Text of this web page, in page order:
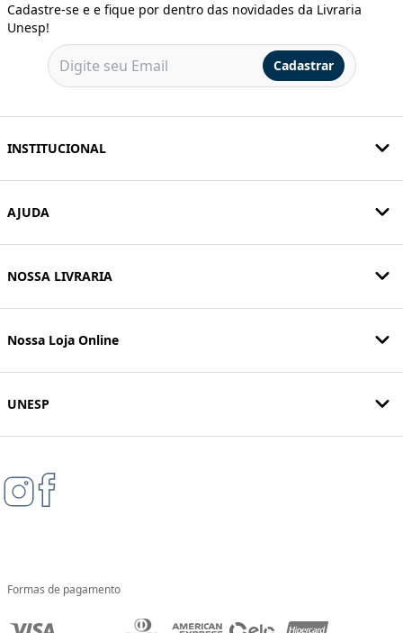
Cadastre-se e e fique por dentro das novidades da Livraria
Unesp!
Cadastrar
INSTITUCIONAL
AJUDA
NOSSA LIVRARIA
Nossa Loja Online
UNESP
Formas de pagamento